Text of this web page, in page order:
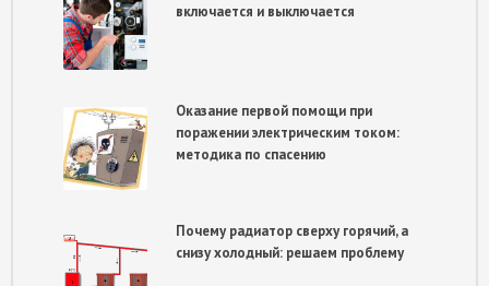
включается и выключается
Оказание первой помощи при
поражении электрическим током:
методика по спасению
Почему радиатор сверху горячий, а
снизу холодный: решаем проблему